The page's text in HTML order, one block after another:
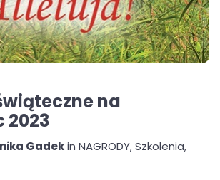
na
2023
Gadekin NAGRODY,Szkolenia,